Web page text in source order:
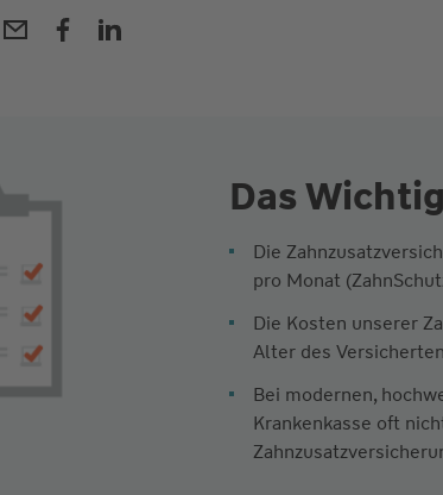
Das
Die
pro Monat
Die Kosten unserer
Alter des
Bei modernen,
Krankenkasse oft